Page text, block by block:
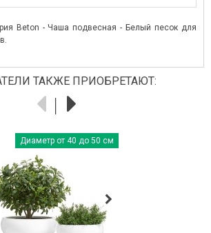
Beton - Чаша подвесная - Белый песок для
ТАКЖЕ ПРИОБРЕТАЮТ:
Диаметр от 40 до 50 см